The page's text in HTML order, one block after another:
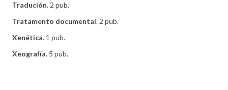
Tradución. 2 pub.
Tratamento documental. 2 pub.
Xenética. 1 pub.
Xeografía. 5 pub.